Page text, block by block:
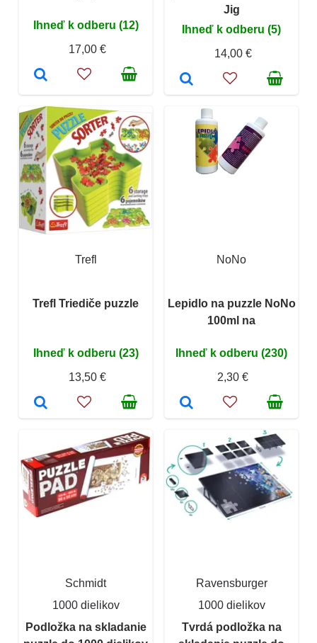
Ihneď k odberu (12)
17,00 €
Jig
Ihneď k odberu (5)
14,00 €
Trefl
Trefl Triediče puzzle
Ihneď k odberu (23)
13,50 €
NoNo
Lepidlo na puzzle NoNo
100ml na
Ihneď k odberu (230)
2,30 €
Schmidt
1000 dielikov
Podložka na skladanie
Ravensburger
1000 dielikov
Tvrdá podložka na